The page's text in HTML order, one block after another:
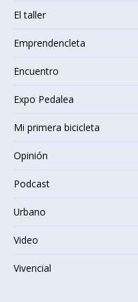
El taller
Emprendencleta
Encuentro
Expo Pedalea
Mi primera bicicleta
Opinión
Podcast
Urbano
Video
Vivencial